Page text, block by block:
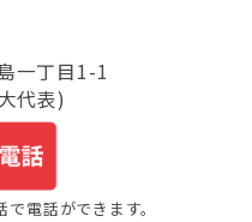
一丁目1-1
代表)
電話ができます。